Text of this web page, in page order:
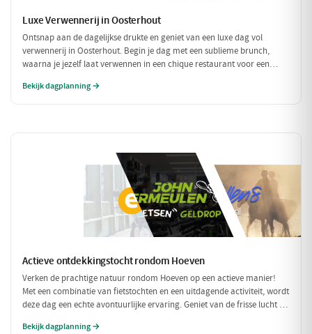
Luxe Verwennerij in Oosterhout
Ontsnap aan de dagelijkse drukte en geniet van een luxe dag vol
verwennerij in Oosterhout. Begin je dag met een sublieme brunch,
waarna je jezelf laat verwennen in een chique restaurant voor een
weg met een bezoek aan een exclusieve wellness. Een dag om nooit te
Bekijk dagplanning →
Actieve ontdekkingstocht rondom Hoeven
Verken de prachtige natuur rondom Hoeven op een actieve manier!
Met een combinatie van fietstochten en een uitdagende activiteit, wordt
deze dag een echte avontuurlijke ervaring. Geniet van de frisse lucht en
Bekijk dagplanning →